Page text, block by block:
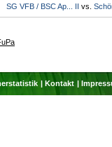
SG VFB / BSC Ap... II vs.
Kontakt